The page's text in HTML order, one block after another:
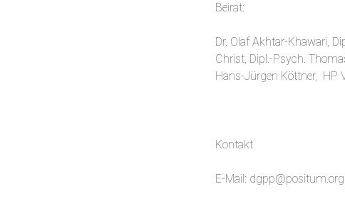
Beirat:
Dr. Olaf Akhtar-Khawari,
Christ, Dipl.-Psych.
Hans-Jürgen Köttner, HP
Kontakt
E-Mail: dgpp@positum.org